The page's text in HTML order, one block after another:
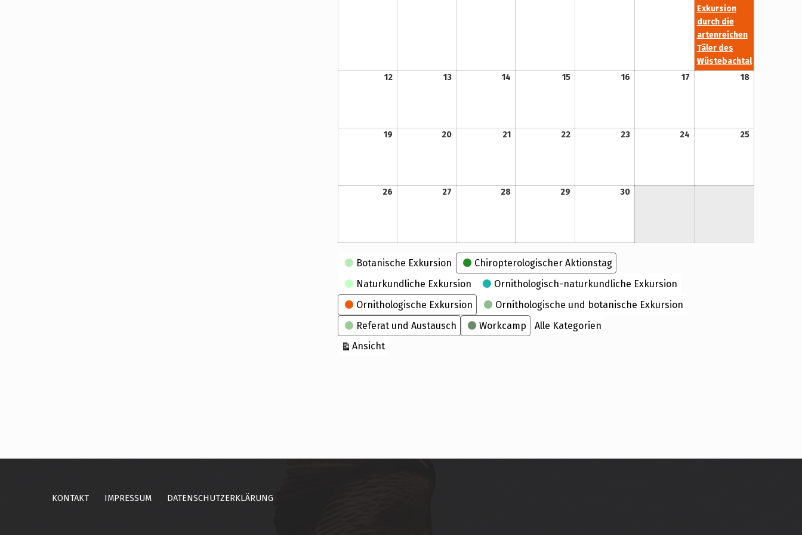
Exkursion
durch die
artenreichen
Täler des
Wüstebachtal
12
12. September 2022
13
13. September 2022
14
14. September 2022
15
15. September 2022
16
16. September 2022
17
17. September 2022
18
18. September 2022
19
19. September 2022
20
20. September 2022
21
21. September 2022
22
22. September 2022
23
23. September 2022
24
24. September 2022
25
25. September 2022
26
26. September 2022
27
27. September 2022
28
28. September 2022
29
29. September 2022
30
30. September 2022
Kategorien
Botanische Exkursion
Chiropterologischer Aktionstag
Naturkundliche Exkursion
Ornithologisch-naturkundliche Exkursion
Ornithologische Exkursion
Ornithologische und botanische Exkursion
Referat und Austausch
Workcamp
Alle Kategorien
Ansichtausdrucken
KONTAKT IMPRESSUM DATENSCHUTZERKLÄRUNG